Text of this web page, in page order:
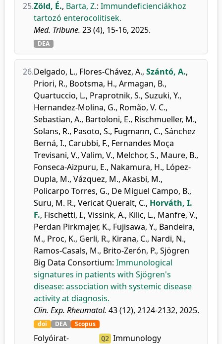
25.Zöld, É., Barta, Z.: Immundeficienciákhoz
tartozó enterocolitisek.
Med. Tribune. 23 (4), 15-16, 2025.
DEA
26.Delgado, L., Flores-Chávez, A., Szántó, A.,
Priori, R., Bootsma, H., Armagan, B.,
Quartuccio, L., Praprotnik, S., Suzuki, Y.,
Hernandez-Molina, G., Romão, V. C.,
Sebastian, A., Bartoloni, E., Rischmueller, M.,
Solans, R., Pasoto, S., Fugmann, C., Sánchez
Berná, I., Carubbi, F., Fernandes Moça
Trevisani, V., Valim, V., Melchor, S., Maure, B.,
Fonseca-Aizpuru, E., Nakamura, H., López-
Dupla, M., Vázquez, M., Akasbi, M.,
Policarpo Torres, G., De Miguel Campo, B.,
Suru, M. R., Vericat Queralt, C., Horváth, I.
F., Fischetti, I., Vissink, A., Kilic, L., Manfre, V.,
Perdan Pirkmajer, K., Fujisawa, Y., Bandeira,
M., Proc, K., Gerli, R., Kirana, C., Nardi, N.,
Ramos-Casals, M., Brito-Zerón, P., Sjögren
Big Data Consortium: Immunological
signatures in patients with Sjögren's
disease: association with systemic disease
activity at diagnosis.
Clin. Exp. Rheumatol. 43 (12), 2124-2132, 2025.
doi DEA Scopus
Folyóirat-
Q2 Immunology